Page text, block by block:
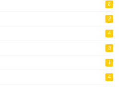
6
2
4
3
1
4